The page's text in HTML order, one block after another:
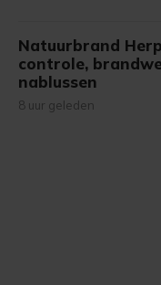
Natuurbrand
controle,
nablussen
8 uur geleden